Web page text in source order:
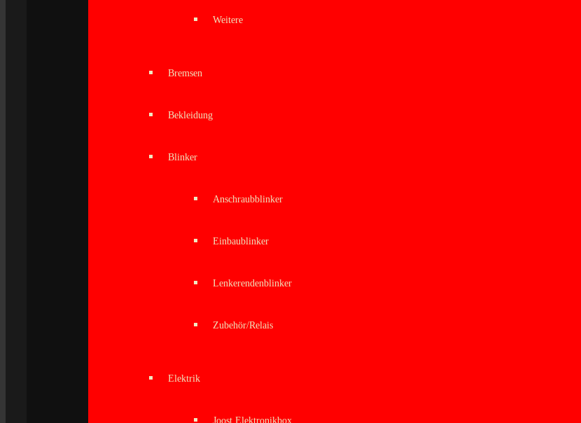
Weitere
Bremsen
Bekleidung
Blinker
Anschraubblinker
Einbaublinker
Lenkerendenblinker
Zubehör/Relais
Elektrik
Joost Elektronikbox